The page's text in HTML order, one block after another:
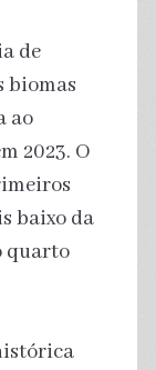
de
biomas
ao
2023. O
baixo da
quarto